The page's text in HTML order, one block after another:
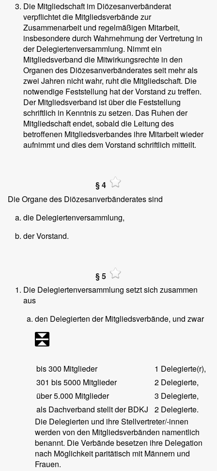
Die Mitgliedschaft im Diözesanverbänderat
verpflichtet die Mitgliedsverbände zur
Zusammenarbeit und regelmäßigen Mitarbeit,
insbesondere durch Wahrnehmung der Vertretung in
der Delegiertenversammlung. Nimmt ein
Mitgliedsverband die Mitwirkungsrechte in den
Organen des Diözesanverbänderates seit mehr als
zwei Jahren nicht wahr, ruht die Mitgliedschaft. Die
notwendige Feststellung hat der Vorstand zu treffen.
Der Mitgliedsverband ist über die Feststellung
schriftlich in Kenntnis zu setzen. Das Ruhen der
Mitgliedschaft endet, sobald die Leitung des
betroffenen Mitgliedsverbandes ihre Mitarbeit wieder
aufnimmt und dies dem Vorstand schriftlich mitteilt.
§ 4
Die Organe des Diözesanverbänderates sind
die Delegiertenversammlung,
der Vorstand.
§ 5
Die Delegiertenversammlung setzt sich zusammen
aus
den Delegierten der Mitgliedsverbände, und zwar
bis 300 Mitglieder
1 Delegierte(r),
301 bis 5000 Mitglieder
2 Delegierte,
über 5.000 Mitglieder
3 Delegierte,
als Dachverband stellt der BDKJ
2 Delegierte.
Die Delegierten und ihre Stellvertreter/-innen
werden von den Mitgliedsverbänden namentlich
benannt. Die Verbände besetzen ihre Delegation
nach Möglichkeit paritätisch mit Männern und
Frauen.